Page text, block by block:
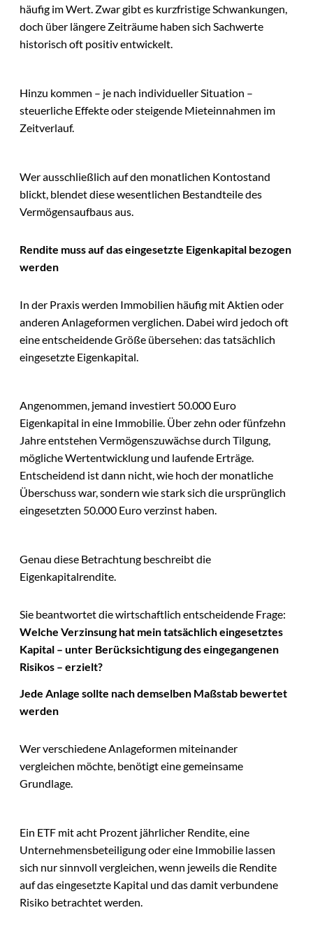
häufig im Wert. Zwar gibt es kurzfristige Schwankungen,
doch über längere Zeiträume haben sich Sachwerte
historisch oft positiv entwickelt.
Hinzu kommen – je nach individueller Situation –
steuerliche Effekte oder steigende Mieteinnahmen im
Zeitverlauf.
Wer ausschließlich auf den monatlichen Kontostand
blickt, blendet diese wesentlichen Bestandteile des
Vermögensaufbaus aus.
Rendite muss auf das eingesetzte Eigenkapital bezogen
werden
In der Praxis werden Immobilien häufig mit Aktien oder
anderen Anlageformen verglichen. Dabei wird jedoch oft
eine entscheidende Größe übersehen: das tatsächlich
eingesetzte Eigenkapital.
Angenommen, jemand investiert 50.000 Euro
Eigenkapital in eine Immobilie. Über zehn oder fünfzehn
Jahre entstehen Vermögenszuwächse durch Tilgung,
mögliche Wertentwicklung und laufende Erträge.
Entscheidend ist dann nicht, wie hoch der monatliche
Überschuss war, sondern wie stark sich die ursprünglich
eingesetzten 50.000 Euro verzinst haben.
Genau diese Betrachtung beschreibt die
Eigenkapitalrendite.
Sie beantwortet die wirtschaftlich entscheidende Frage:
Welche Verzinsung hat mein tatsächlich eingesetztes
Kapital – unter Berücksichtigung des eingegangenen
Risikos – erzielt?
Jede Anlage sollte nach demselben Maßstab bewertet
werden
Wer verschiedene Anlageformen miteinander
vergleichen möchte, benötigt eine gemeinsame
Grundlage.
Ein ETF mit acht Prozent jährlicher Rendite, eine
Unternehmensbeteiligung oder eine Immobilie lassen
sich nur sinnvoll vergleichen, wenn jeweils die Rendite
auf das eingesetzte Kapital und das damit verbundene
Risiko betrachtet werden.